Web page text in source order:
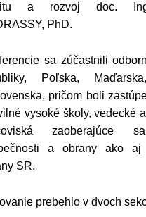
a rozvoj doc.
PhD.
sa zúčastnili
Poľska,
pričom boli
vysoké školy, vedecké
zaoberajúce
a obrany ako aj
SR.
prebehlo v dvoch